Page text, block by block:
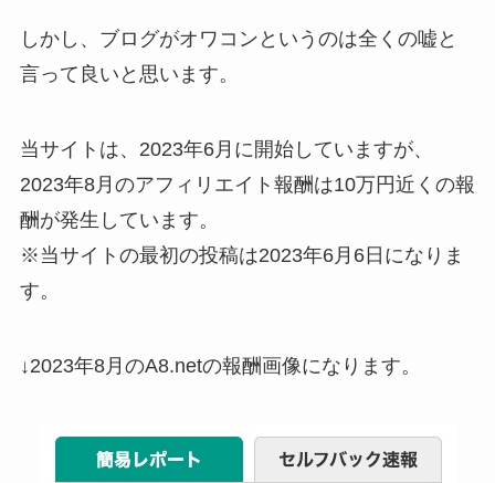
しかし、ブログがオワコンというのは全くの嘘と
言って良いと思います。
当サイトは、2023年6月に開始していますが、
2023年8月のアフィリエイト報酬は10万円近くの報
酬が発生しています。
※当サイトの最初の投稿は2023年6月6日になりま
す。
↓2023年8月のA8.netの報酬画像になります。